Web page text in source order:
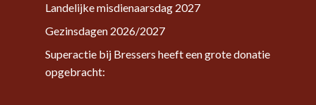
Landelijke misdienaarsdag 2027
Gezinsdagen 2026/2027
Superactie bij Bressers heeft een grote donatie
opgebracht: